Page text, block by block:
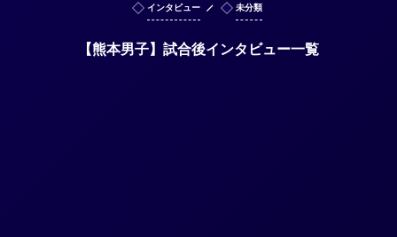
インタビュー 未分類
【熊本男子】試合後インタビュー一覧